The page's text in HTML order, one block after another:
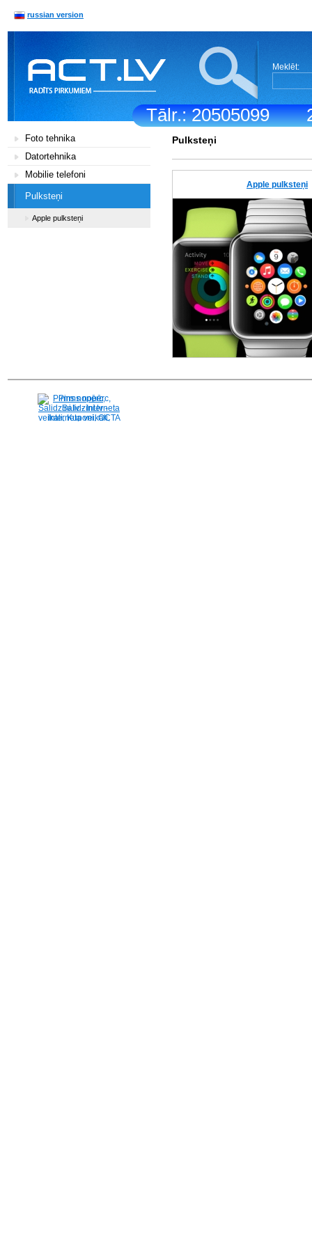
Tālr.: 20505099
russian version
Meklēt:
Foto tehnika
Datortehnika
Mobilie telefoni
Pulksteņi
Apple pulksteņi
Pulksteņi
Apple pulksteņi
Pirms nopērc,
Salidzini.lv - Interneta
veikali, Kuponi, OCTA